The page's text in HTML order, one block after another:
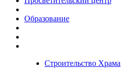
Образование
Строительство Храма